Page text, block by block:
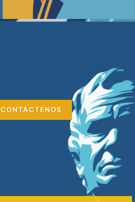
CONTÁCTENOS